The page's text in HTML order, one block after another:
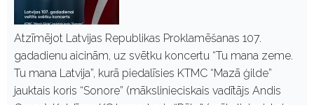
8
2
Atzīmējot Latvijas Republikas Proklamēšanas 107.
gadadienu aicinām, uz svētku koncertu “Tu mana zeme.
Tu mana Latvija”, kurā piedalīsies KTMC “Mazā ģilde”
jauktais koris “Sonore” (mākslinieciskais vadītājs Andis